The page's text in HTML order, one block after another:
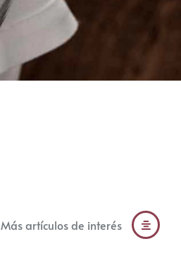
Más artículos de interés